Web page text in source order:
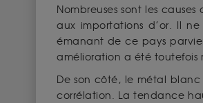
Nombreuses sont les
aux importations d’or. Il
émanant de ce pays
amélioration a été toutefois
De son côté, le métal
corrélation. La tendance